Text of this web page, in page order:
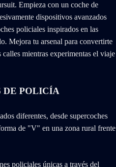
Empieza con un coche de
dispositivos avanzados
policiales inspirados en las
Mejora tu arsenal para convertirte
mientras experimentas el viaje
DE POLICÍA
policiales únicas a través del